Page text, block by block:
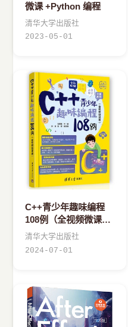
微课 +Python 编程
清华大学出版社
2023-05-01
C++青少年趣味编程
108例（全视频微课
版）
清华大学出版社
2024-07-01